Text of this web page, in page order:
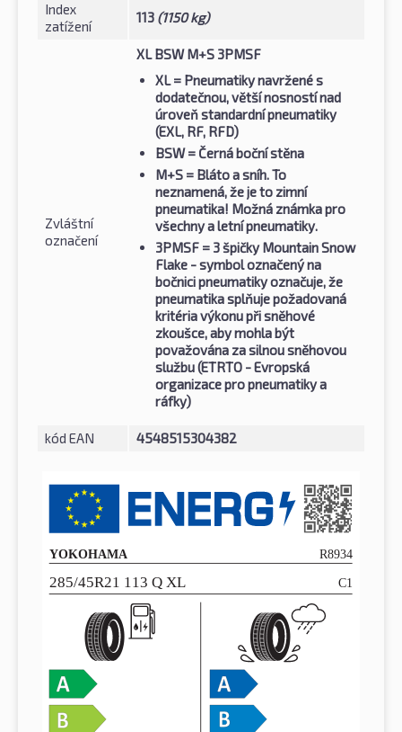
Index
zatížení
113 (1150 kg)
Zvláštní
označení
XL BSW M+S 3PMSF
XL= Pneumatiky navržené s
dodatečnou, větší nosností nad
úroveň standardní pneumatiky
(EXL, RF, RFD)
BSW= Černá boční stěna
M+S = Bláto a sníh. To
neznamená, že je to zimní
pneumatika! Možná známka pro
všechny a letní pneumatiky.
3PMSF = 3 špičky Mountain Snow
Flake - symbol označený na
bočnici pneumatiky označuje, že
pneumatika splňuje požadovaná
kritéria výkonu při sněhové
zkoušce, aby mohla být
považována za silnou sněhovou
službu (ETRTO - Evropská
organizace pro pneumatiky a
ráfky)
kód EAN 4548515304382